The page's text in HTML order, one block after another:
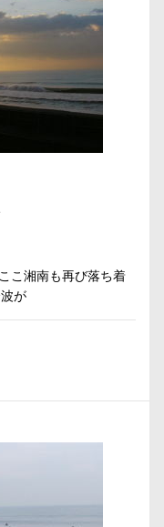
こ湘南も再び落ち着
が